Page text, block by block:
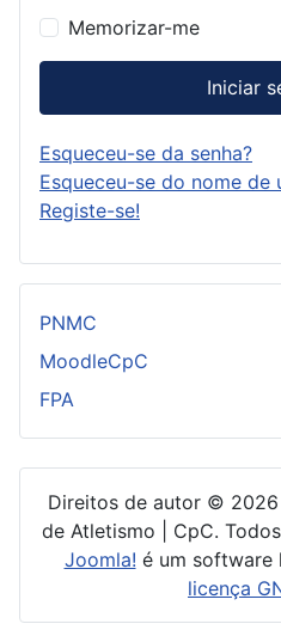
Memorizar-me
Iniciar
Esqueceu-se da senha?
Esqueceu-se do nome de
Registe-se!
PNMC
MoodleCpC
FPA
Direitos de autor © 2026
de Atletismo | CpC.
Joomla! é um software
licença